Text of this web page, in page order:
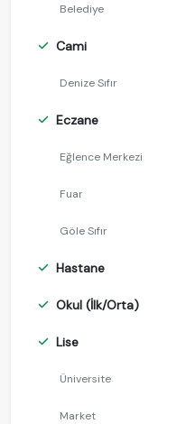
Belediye
Cami
Denize Sıfır
Eczane
Eğlence Merkezi
Fuar
Göle Sıfır
Hastane
Okul (İlk/Orta)
Lise
Üniversite
Market